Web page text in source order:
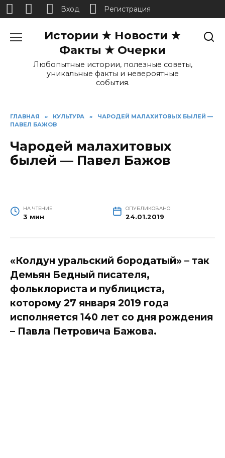
Истории ★ Новости ★
Факты ★ Очерки
Любопытные истории, полезные советы,
уникальные факты и невероятные
события.
ГЛАВНАЯ » КУЛЬТУРА »
ЧАРОДЕЙ МАЛАХИТОВЫХ БЫЛЕЙ —
ПАВЕЛ БАЖОВ
Чародей малахитовых
былей — Павел Бажов
НА ЧТЕНИЕ
3 мин
ОПУБЛИКОВАНО
24.01.2019
«Колдун уральский бородатый» – так
Демьян Бедный писателя,
фольклориста и публициста,
которому 27 января 2019 года
исполняется 140 лет со дня рождения
– Павла Петровича Бажова.
Вход Регистрация